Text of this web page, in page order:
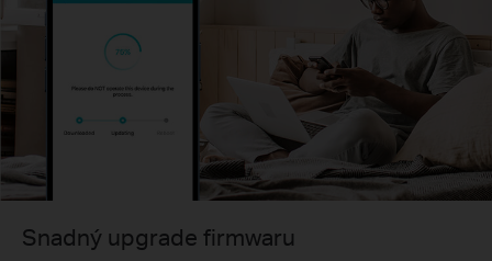
Snadný upgrade firmwaru